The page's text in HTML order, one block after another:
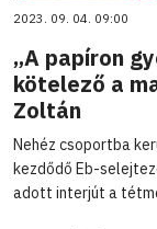
2023. 09. 04. 09:00
„A papíron
kötelező a
Zoltán
Nehéz csoportba
kezdődő Eb-
adott interjút a